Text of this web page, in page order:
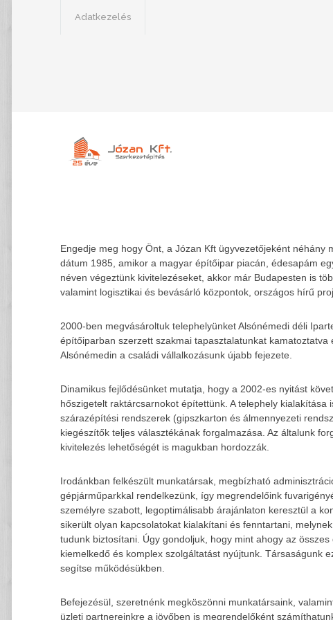
Adatkezelés
Engedje meg hogy Önt, a Józan Kft ügyvezetőjeként
dátum 1985, amikor a magyar építőipar piacán, édesapám
néven végeztünk kivitelezéseket, akkor már Budapesten is
valamint logisztikai és bevásárló központok, országos hírű
2000-ben megvásároltuk telephelyünket Alsónémedi déli
építőiparban szerzett szakmai tapasztalatunkat
Alsónémedin a családi vállalkozásunk újabb fejezete.
Dinamikus fejlődésünket mutatja, hogy a 2002-es nyitást
hőszigetelt raktárcsarnokot építettünk. A telephely
szárazépítési rendszerek (gipszkarton és álmennyezeti
kiegészítők teljes választékának forgalmazása. Az általunk
kivitelezés lehetőségét is magukban hordozzák.
Irodánkban felkészült munkatársak, megbízható
gépjárműparkkal rendelkezünk, így megrendelőink
személyre szabott, legoptimálisabb árajánlaton keresztül a
sikerült olyan kapcsolatokat kialakítani és fenntartani,
tudunk biztosítani. Úgy gondoljuk, hogy mint ahogy az
kiemelkedő és komplex szolgáltatást nyújtunk. Társaságunk
segítse működésükben.
Befejezésül, szeretnénk megköszönni munkatársaink,
üzleti partnereinkre a jövőben is megrendelőként